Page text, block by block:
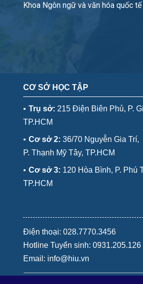
Khoa Ngôn ngữ và văn hóa quốc tế
CƠ SỞ HỌC TẬP
• Trụ sở: 215 Điện Biên Phủ, P.
TP.HCM
• Cơ sở 2: 36/70 Nguyễn Gia Trí,
P. Thạnh Mỹ Tây, TP.HCM
• Cơ sở 3: 120 Hòa Bình, P. Phú
TP.HCM
Điện thoại: 028.7770.3456
Hotline Tuyển sinh: 0931.205.126
Email: info@hiu.vn